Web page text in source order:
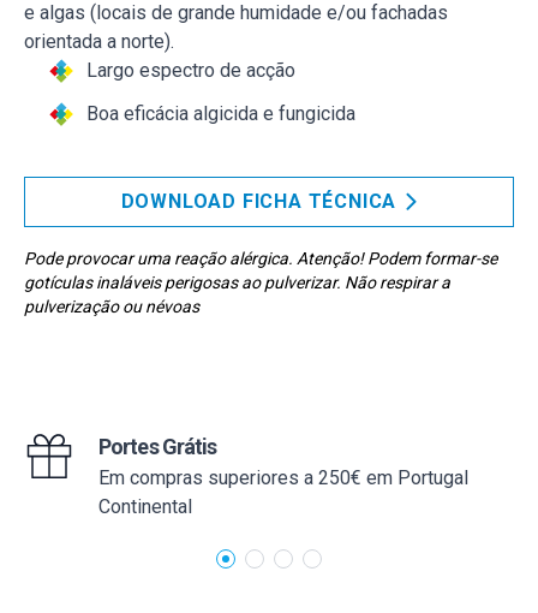
e algas (locais de grande humidade e/ou fachadas
orientada a norte).
Largo espectro de acção
Boa eficácia algicida e fungicida
DOWNLOAD FICHA TÉCNICA
Pode provocar uma reação alérgica. Atenção! Podem formar-se
gotículas inaláveis perigosas ao pulverizar. Não respirar a
pulverização ou névoas
Portes Grátis
Em compras superiores a 250€ em Portugal
Continental